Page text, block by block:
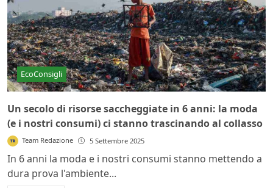
EcoConsigli
Un secolo di risorse saccheggiate in 6 anni: la moda
(e i nostri consumi) ci stanno trascinando al collasso
Team Redazione 5 Settembre 2025
In 6 anni la moda e i nostri consumi stanno mettendo a
dura prova l'ambiente...